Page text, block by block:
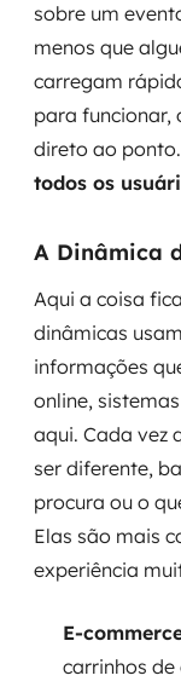
sobre um
menos que
carregam
para funcionar,
direto ao ponto.
todos os
A Dinâmica
Aqui a coisa
dinâmicas
informações
online,
aqui. Cada vez
ser diferente,
procura ou o
Elas são mais
experiência
E-
carrinhos